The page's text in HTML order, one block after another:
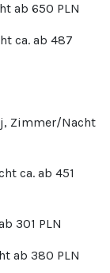
ab 650 PLN
ca. ab 487
Zimmer/Nacht
ca. ab 451
301 PLN
ab 380 PLN